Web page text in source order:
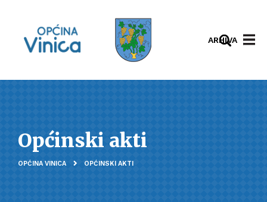
ARHIVA
Općinski akti
OPĆINA VINICA OPĆINSKI AKTI